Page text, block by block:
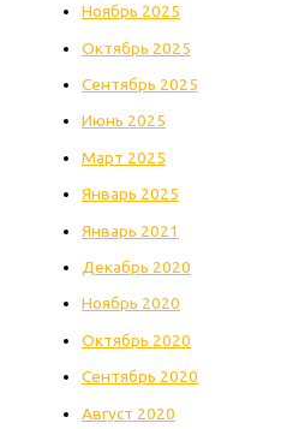
Ноябрь 2025
Октябрь 2025
Сентябрь 2025
Июнь 2025
Март 2025
Январь 2025
Январь 2021
Декабрь 2020
Ноябрь 2020
Октябрь 2020
Сентябрь 2020
Август 2020